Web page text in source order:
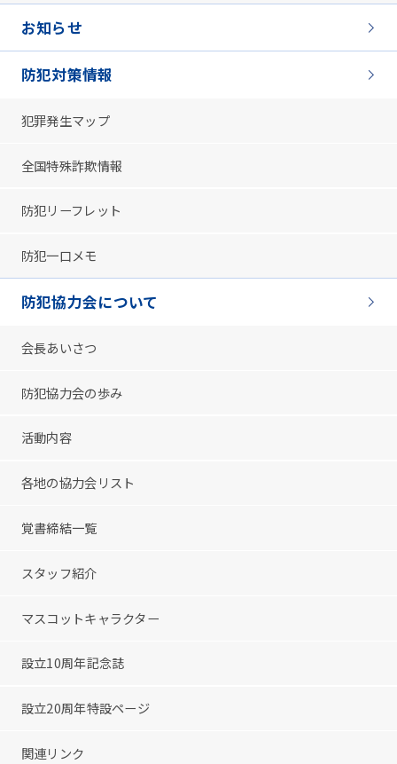
お知らせ
防犯対策情報
犯罪発生マップ
全国特殊詐欺情報
防犯リーフレット
防犯一口メモ
防犯協力会について
会長あいさつ
防犯協力会の歩み
活動内容
各地の協力会リスト
覚書締結一覧
スタッフ紹介
マスコットキャラクター
設立10周年記念誌
設立20周年特設ページ
関連リンク